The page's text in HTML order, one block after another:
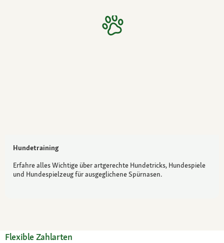
Hundetraining
Erfahre alles Wichtige über artgerechte Hundetricks, Hundespiele
und Hundespielzeug für ausgeglichene Spürnasen.
Flexible Zahlarten